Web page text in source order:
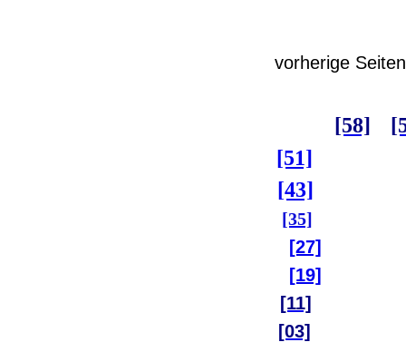
vorherige Seiten
[58]
[51]
[43]
[35]
[27]
[19]
[11]
[03]